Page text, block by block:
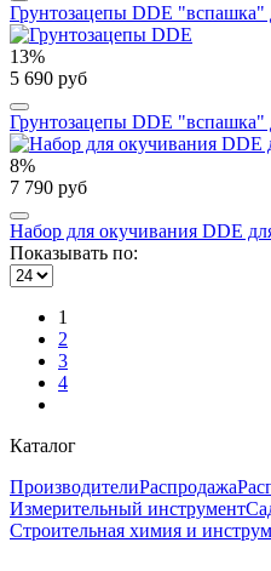
Грунтозацепы DDE
13%
5 690 руб
Грунтозацепы DDE
8%
7 790 руб
Набор для окучивания DDE
Показывать по:
1
2
3
4
Каталог
ПроизводителиРаспродажа
Измерительный инструмент
Строительная химия и